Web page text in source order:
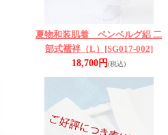
夏物和装肌着 ベンベルグ絽 二
部式襦袢（L） [SG017-002]
18,700円(税込)